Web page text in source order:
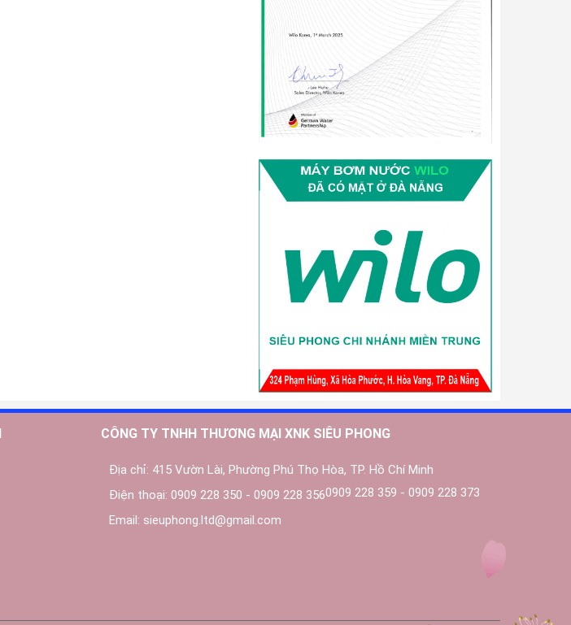
CÔNG TY TNHH THƯƠNG MẠI XNK SIÊU PHONG
Địa chỉ: 415 Vườn Lài, Phường Phú Thọ Hòa, TP. Hồ Chí Minh
Điện thoại: 0909 228 350 - 0909 228 3560909 228 359 - 0909 228 373
Email: sieuphong.ltd@gmail.com